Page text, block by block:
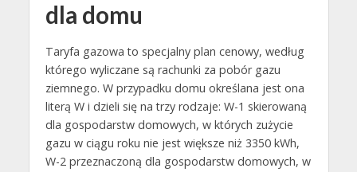
dla domu
Taryfa gazowa to specjalny plan cenowy, według
którego wyliczane są rachunki za pobór gazu
ziemnego. W przypadku domu określana jest ona
literą W i dzieli się na trzy rodzaje: W-1 skierowaną
dla gospodarstw domowych, w których zużycie
gazu w ciągu roku nie jest większe niż 3350 kWh,
W-2 przeznaczoną dla gospodarstw domowych, w